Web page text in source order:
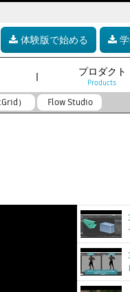
体験版で始める
プロダクト
Products
） Flow Studio